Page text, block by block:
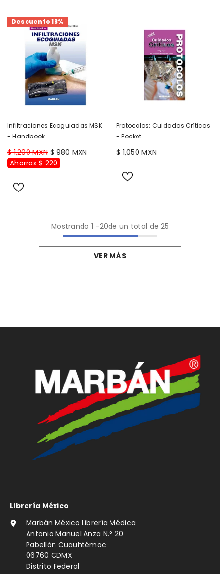
Descuento 18%
Infiltraciones Ecoguiadas MSK
- Handbook
$ 1,200 MXN $ 980 MXN
Ahorras $ 220
Protocolos: Cuidados Críticos
- Pocket
$ 1,050 MXN
Mostrando 1 -20de un total de 25
VER MÁS
Librería México
Marbán México Librería Médica
Antonio Manuel Anza N.° 20
Pabellón Cuauhtémoc
06760 CDMX
Distrito Federal